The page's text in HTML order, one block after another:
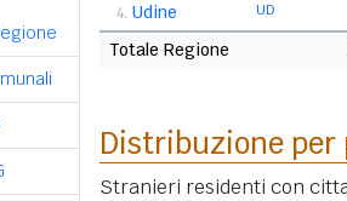
4. UD
Udine
Totale Regione
Distribuzione
Stranieri residenti con